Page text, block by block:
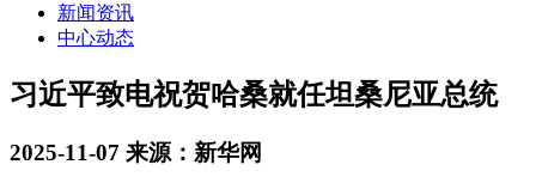
新闻资讯
中心动态
习近平致电祝贺哈桑就任坦桑尼亚总统
2025-11-07 来源：新华网